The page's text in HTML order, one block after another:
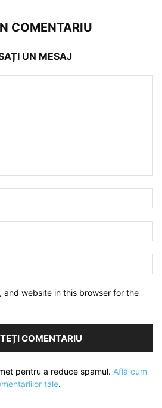
COMENTARIU
UN MESAJ
and website in this browser for the
pentru a reduce spamul. Află cum
tale.